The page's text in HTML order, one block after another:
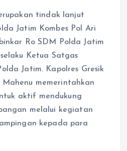
tindak lanjut
Jatim Kombes Pol Ari
Ro SDM Polda Jatim
Ketua Satgas
Jatim. Kapolres Gresik
memerintahkan
aktif mendukung
melalui kegiatan
kepada para